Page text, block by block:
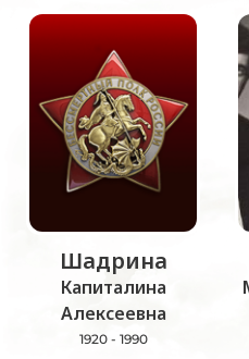
Шадрина
Капиталина
Алексеевна
1920 - 1990